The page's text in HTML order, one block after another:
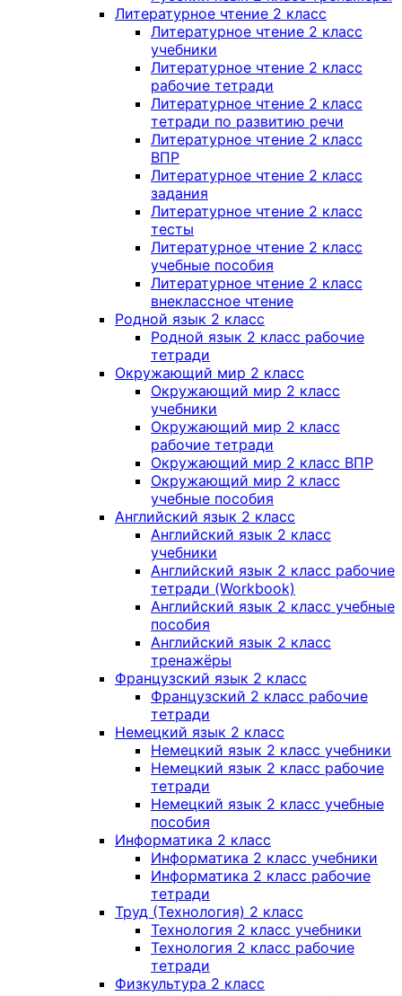
Литературное чтение 2 класс
Литературное чтение 2 класс
учебники
Литературное чтение 2 класс
рабочие тетради
Литературное чтение 2 класс
тетради по развитию речи
Литературное чтение 2 класс
ВПР
Литературное чтение 2 класс
задания
Литературное чтение 2 класс
тесты
Литературное чтение 2 класс
учебные пособия
Литературное чтение 2 класс
внеклассное чтение
Родной язык 2 класс
Родной язык 2 класс рабочие
тетради
Окружающий мир 2 класс
Окружающий мир 2 класс
учебники
Окружающий мир 2 класс
рабочие тетради
Окружающий мир 2 класс ВПР
Окружающий мир 2 класс
учебные пособия
Английский язык 2 класс
Английский язык 2 класс
учебники
Английский язык 2 класс рабочие
тетради (Workbook)
Английский язык 2 класс учебные
пособия
Английский язык 2 класс
тренажёры
Французский язык 2 класс
Французский 2 класс рабочие
тетради
Немецкий язык 2 класс
Немецкий язык 2 класс учебники
Немецкий язык 2 класс рабочие
тетради
Немецкий язык 2 класс учебные
пособия
Информатика 2 класс
Информатика 2 класс учебники
Информатика 2 класс рабочие
тетради
Труд (Технология) 2 класс
Технология 2 класс учебники
Технология 2 класс рабочие
тетради
Физкультура 2 класс